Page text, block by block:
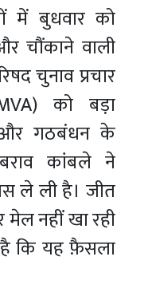
में बुधवार को
चौंकाने वाली
चुनाव प्रचार
को बड़ा
और गठबंधन के
कांबले ने
ले ली है। जीत
नहीं खा रही
कि यह फ़ैसला